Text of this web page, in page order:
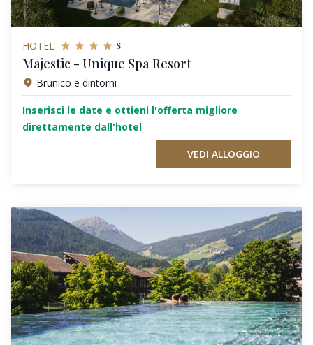
HOTEL s
Majestic - Unique Spa Resort
Brunico e dintorni
Inserisci le date e ottieni l'offerta migliore
direttamente dall'hotel
VEDI ALLOGGIO